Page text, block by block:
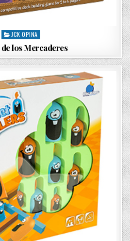
P
o
t
d
JCK OPINA
de los Mercaderes